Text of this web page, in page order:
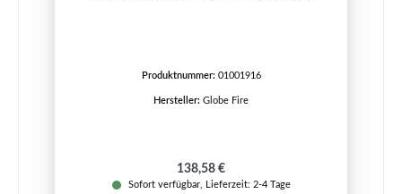
Produktnummer: 01001916
Hersteller: Globe Fire
Regulärer Preis:
138,58 €
Sofort verfügbar, Lieferzeit: 2-4 Tage